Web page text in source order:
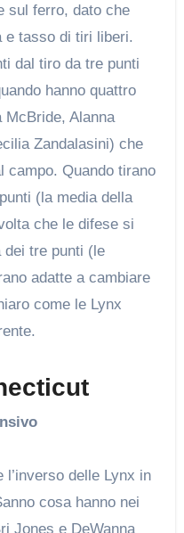
sul ferro, dato che
e tasso di tiri liberi.
dal tiro da tre punti
hanno quattro
Alanna
Zandalasini) che
campo. Quando tirano
(la media della
che le difese si
dei tre punti (le
adatte a cambiare
come le Lynx
l’inverso delle Lynx in
cosa hanno nei
Jones e DeWanna